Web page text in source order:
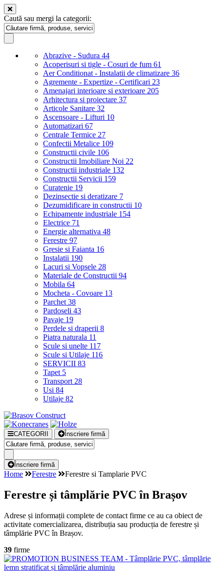
Caută sau mergi la categorii:
Abrazive - Sudura 44
Acoperisuri si tigle - Cosuri de fum 61
Aer Conditionat - Instalatii de climatizare 36
Agremente - Expertize - Certificari 23
Amenajari interioare si exterioare 205
Arhitectura si proiectare 37
Articole Sanitare 32
Ascensoare - Lifturi 10
Automatizari 67
Centrale Termice 27
Confectii Metalice 109
Constructii civile 106
Constructii Imobiliare Noi 22
Constructii industriale 132
Constructii Servicii 159
Curatenie 19
Dezinsectie si deratizare 7
Dezumidificare in constructii 10
Echipamente industriale 154
Electrice 71
Energie alternativa 48
Ferestre 97
Gresie si Faianta 16
Instalatii 190
Lacuri si Vopsele 28
Materiale de Constructii 94
Mobila 64
Mocheta - Covoare 13
Parchet 38
Pardoseli 43
Pavaje 19
Perdele si draperii 8
Piatra naturala 11
Scule si unelte 117
Scule si Utilaje 116
SERVICII 83
Tapet 5
Transport 28
Usi 84
Utilaje 82
CATEGORII Înscriere firmă
Înscriere firmă
Home Ferestre Ferestre si Tamplarie PVC
Ferestre și tâmplărie PVC în Brașov
Adrese și informații complete de contact firme ce au ca obiect de
activitate comercializarea, distribuția sau producția de ferestre și
tâmplărie PVC în Brașov.
39 firme